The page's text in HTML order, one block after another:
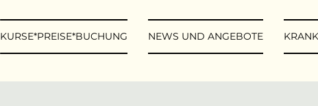
KURSE*PREISE*BUCHUNG NEWS UND ANGEBOTE